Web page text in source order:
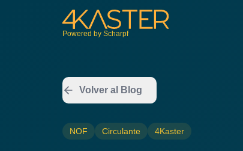
Powered by Scharpf
Volver al Blog
NOF Circulante 4Kaster